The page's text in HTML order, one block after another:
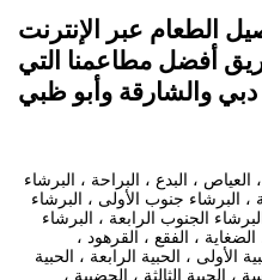
الطعام عبر الإنترنت
أفضل مطاعمنا التي
دبي والشارقة وأبو ظبي
العياص ، البدع ، البراحة ، البرشاء
، البرشاء جنوب الأولى ، البرشاء
الجنوب الرابعة ، البرشاء
، الفقع ، القرهود ،
الأولى ، الحبية الرابعة ، الحبية
، الحبية الثالثة ، الحضيبة ،